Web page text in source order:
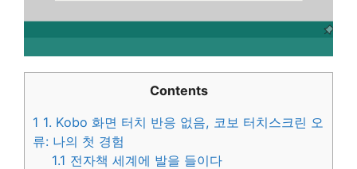
Contents
1 1. Kobo 화면 터치 반응 없음, 코보 터치스크린 오
류: 나의 첫 경험
1.1 전자책 세계에 발을 들이다